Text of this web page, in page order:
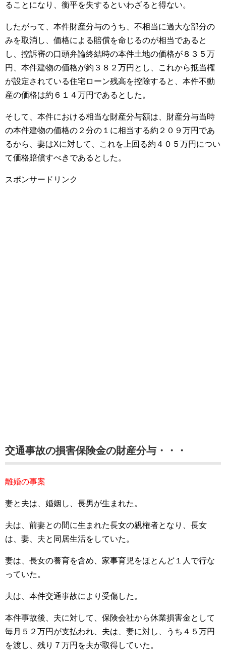
ることになり、衡平を失するといわざると得ない。
したがって、本件財産分与のうち、不相当に過大な部分の
みを取消し、価格による賠償を命じるのが相当であると
し、控訴審の口頭弁論終結時の本件土地の価格が８３５万
円、本件建物の価格が約３８２万円とし、これから抵当権
が設定されている住宅ローン残高を控除すると、本件不動
産の価格は約６１４万円であるとした。
そして、本件における相当な財産分与額は、財産分与当時
の本件建物の価格の２分の１に相当する約２０９万円であ
るから、妻はXに対して、これを上回る約４０５万円につい
て価格賠償すべきであるとした。
スポンサードリンク
交通事故の損害保険金の財産分与・・・
離婚の事案
妻と夫は、婚姻し、長男が生まれた。
夫は、前妻との間に生まれた長女の親権者となり、長女
は、妻、夫と同居生活をしていた。
妻は、長女の養育を含め、家事育児をほとんど１人で行な
っていた。
夫は、本件交通事故により受傷した。
本件事故後、夫に対して、保険会社から休業損害金として
毎月５２万円が支払われ、夫は、妻に対し、うち４５万円
を渡し、残り７万円を夫が取得していた。